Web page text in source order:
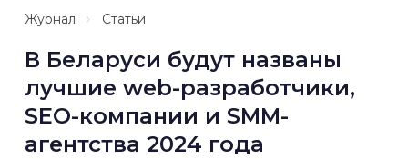
Журнал Статьи
В Беларуси будут названы
лучшие web-разработчики,
SEO-компании и SMM-
агентства 2024 года